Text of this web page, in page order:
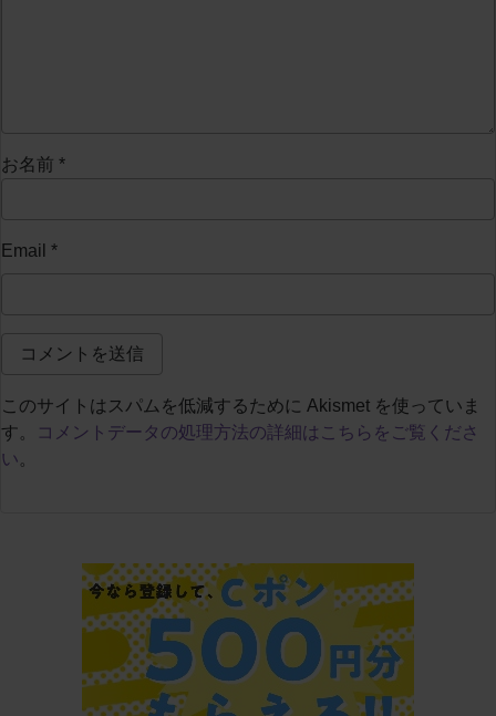
お名前 *
Email *
このサイトはスパムを低減するために Akismet を使っていま
す。
コメントデータの処理方法の詳細はこちらをご覧くださ
い。